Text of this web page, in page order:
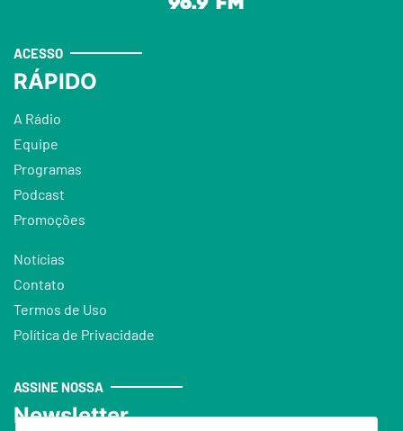
ACESSO
RÁPIDO
A Rádio
Equipe
Programas
Podcast
Promoções
Notícias
Contato
Termos de Uso
Política de Privacidade
ASSINE NOSSA
Newsletter